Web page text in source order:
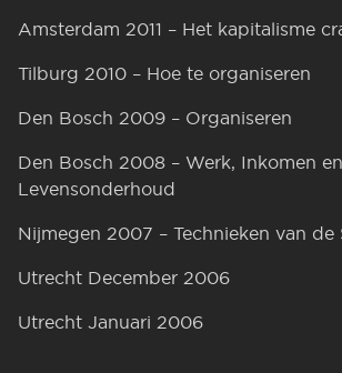
Amsterdam 2011 – Het kapitalisme
Tilburg 2010 – Hoe te organiseren
Den Bosch 2009 – Organiseren
Den Bosch 2008 – Werk, Inkomen en
Levensonderhoud
Nijmegen 2007 – Technieken van de
Utrecht December 2006
Utrecht Januari 2006